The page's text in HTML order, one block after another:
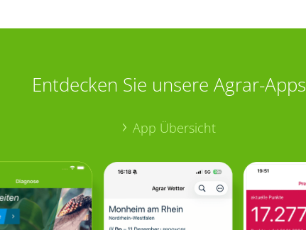
Entdecken Sie unsere Agrar-Apps
App Übersicht